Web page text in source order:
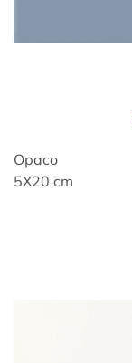
Opaco
5X20 cm